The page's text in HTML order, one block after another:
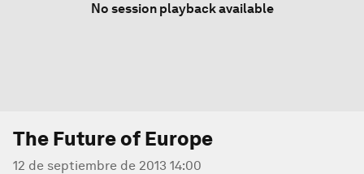
No session playback available
The Future of Europe
12 de septiembre de 2013 14:00